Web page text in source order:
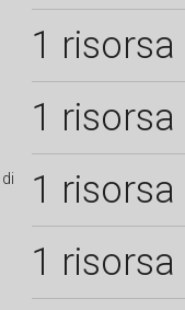
1 risorsa
1 risorsa
di 1 risorsa
1 risorsa